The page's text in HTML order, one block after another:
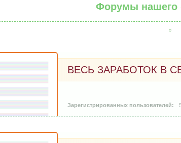
Форумы нашего
ВЕСЬ ЗАРАБОТОК В